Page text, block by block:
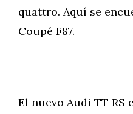
quattro. Aquí se
Coupé F87.
El nuevo Audi TT RS